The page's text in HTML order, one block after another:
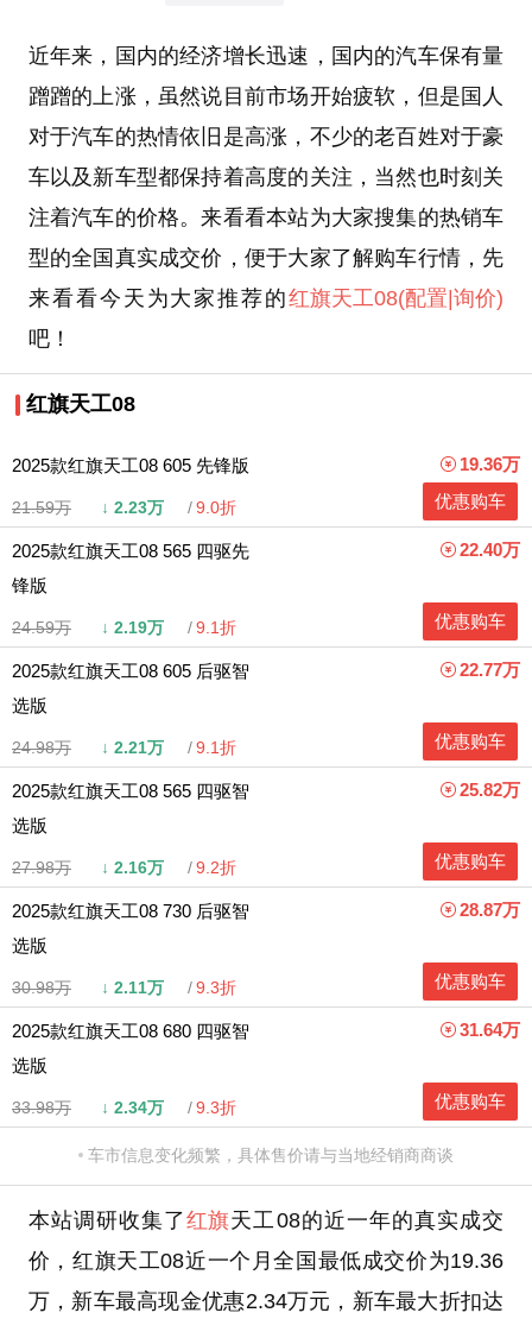
近年来，国内的经济增长迅速，国内的汽车保有量
蹭蹭的上涨，虽然说目前市场开始疲软，但是国人
对于汽车的热情依旧是高涨，不少的老百姓对于豪
车以及新车型都保持着高度的关注，当然也时刻关
注着汽车的价格。来看看本站为大家搜集的热销车
型的全国真实成交价，便于大家了解购车行情，先
来看看今天为大家推荐的红旗天工08(配置 |询价)
吧！
红旗天工08
2025款红旗天工08 605 先锋版
21.59万 ↓ 2.23万 9.0折
19.36万
优惠购车
2025款红旗天工08 565 四驱先
锋版
24.59万 ↓ 2.19万 9.1折
22.40万
优惠购车
2025款红旗天工08 605 后驱智
选版
24.98万 ↓ 2.21万 9.1折
22.77万
优惠购车
2025款红旗天工08 565 四驱智
选版
27.98万 ↓ 2.16万 9.2折
25.82万
优惠购车
2025款红旗天工08 730 后驱智
选版
30.98万 ↓ 2.11万 9.3折
28.87万
优惠购车
2025款红旗天工08 680 四驱智
选版
33.98万 ↓ 2.34万 9.3折
31.64万
优惠购车
车市信息变化频繁，具体售价请与当地经销商商谈
本站调研收集了红旗天工08的近一年的真实成交
价，红旗天工08近一个月全国最低成交价为19.36
万，新车最高现金优惠2.34万元，新车最大折扣达